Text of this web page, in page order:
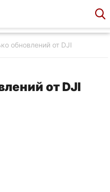
обновлений от DJI
от DJI